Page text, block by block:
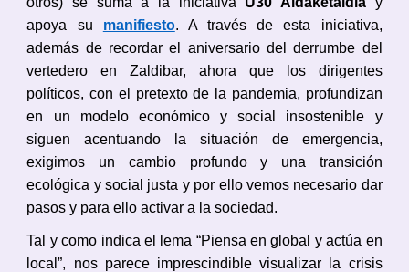
apoya su
manifiesto. A través de esta iniciativa,
además de recordar el aniversario del derrumbe del
vertedero en Zaldibar, ahora que los dirigentes
políticos, con el pretexto de la pandemia, profundizan
en un modelo económico y social insostenible y
siguen acentuando la situación de emergencia,
exigimos un cambio profundo y una transición
ecológica y social justa y por ello vemos necesario dar
pasos y para ello activar a la sociedad.
Tal y como indica el lema “Piensa en global y actúa en
local”, nos parece imprescindible visualizar la crisis